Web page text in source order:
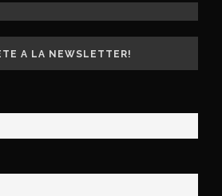
A LA NEWSLETTER!